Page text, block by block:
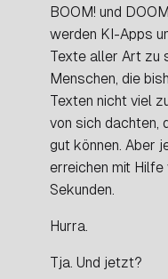
BOOM! und
werden KI-Apps
Texte aller Art zu
Menschen, die
Texten nicht viel
von sich dachten,
gut können. Aber
erreichen mit Hilfe
Sekunden.
Hurra.
Tja. Und jetzt?